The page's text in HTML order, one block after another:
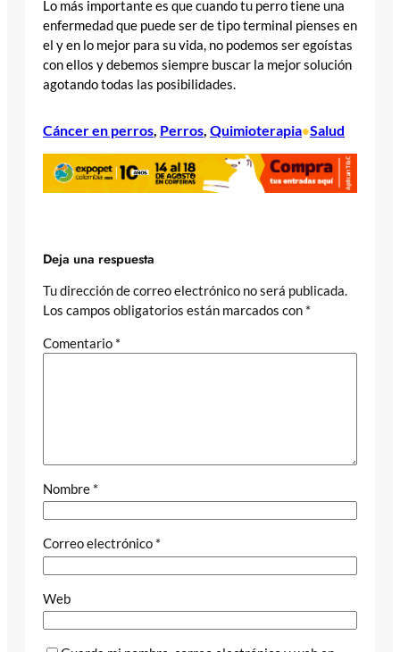
Lo más importante es que cuando tu perro tiene una
enfermedad que puede ser de tipo terminal pienses en
el y en lo mejor para su vida, no podemos ser egoístas
con ellos y debemos siempre buscar la mejor solución
agotando todas las posibilidades.
Cáncer en perros, Perros, Quimioterapia•Salud
Deja una respuesta
Tu dirección de correo electrónico no será publicada.
Los campos obligatorios están marcados con *
Comentario *
Nombre *
Correo electrónico *
Web